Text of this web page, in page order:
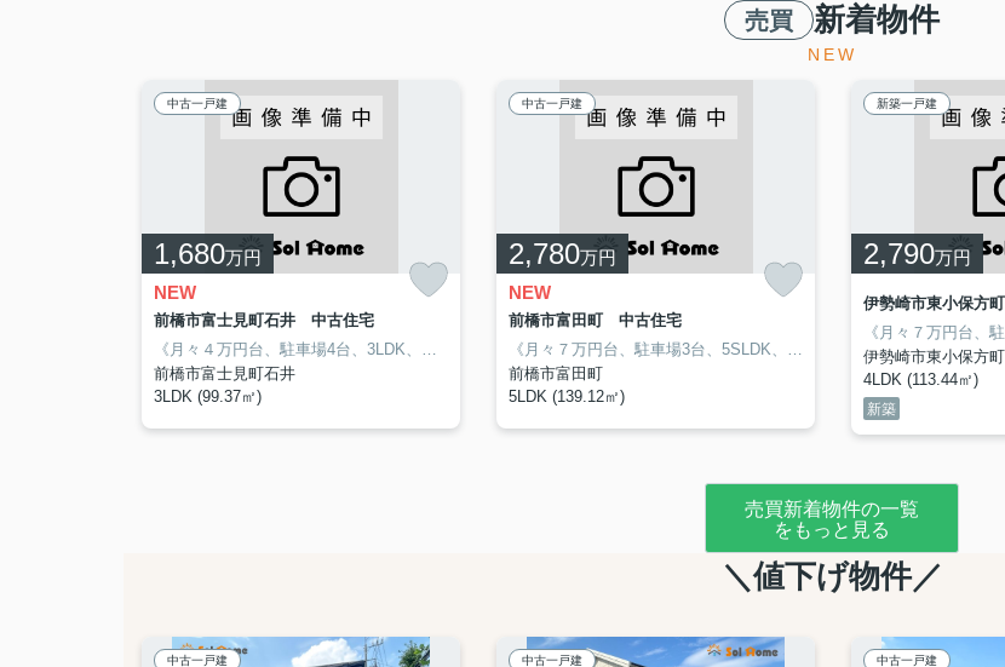
売買 新着物件
NEW
も多く様々な用途にお使いいただけます♪ ☆周辺ロケーション☆ 相生小学校 約1050ｍ/徒歩14分 相生中学校 約1220ｍ/徒歩16分
ーパーまで車で2分‼お買い物便利♪ ・収納スペースも多く様々な用途にお使いいただけます♪ ☆周辺ロケーション☆ 相生小学校 約1050
・全6棟の商業施設充実な分譲住宅♪・スーパーまで車で2分‼お買い物便利♪ ・収納スペースも多く様々な用途にお使いいただけ
☆物件おすすめPOINT☆ ・家事動線がスムーズになる人気の平屋住宅♪ ・小中学校まで1㎞圏内なのでお
中古一戸建
1,680万円
NEW
前橋市富士見町石井 中古住宅
《月々４万円台、駐車場4台、3LDK、石井小学校、富士見中学校》
☆物件おすすめPOINT☆ ・家事動線がスムーズにな
前橋市富士見町石井
3LDK (99.37㎡)
中古一戸建
2,780万円
NEW
前橋市富田町 中古住宅
《月々７万円台、駐車場3台、5SLDK、桂萱東小学校、桂萱中学校》
前橋市富田町
5LDK (139.12㎡)
新築一戸建
2,790万円
伊勢崎市東小保方町
4LDK (113.44㎡)
新築
売買新着物件の一覧
をもっと見る
＼値下げ物件／
中古一戸建 中古一戸建 中古一戸建